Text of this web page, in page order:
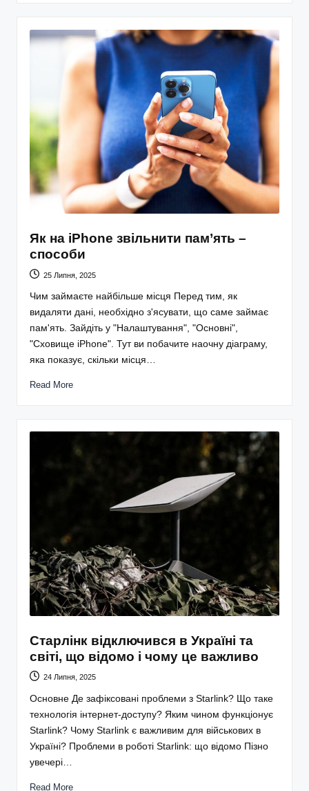
Як на iPhone звільнити пам’ять –
способи
25 Липня, 2025
Чим займаєте найбільше місця Перед тим, як
видаляти дані, необхідно з'ясувати, що саме займає
пам'ять. Зайдіть у "Налаштування", "Основні",
"Сховище iPhone". Тут ви побачите наочну діаграму,
яка показує, скільки місця…
Read More
Старлінк відключився в Україні та
світі, що відомо і чому це важливо
24 Липня, 2025
Основне Де зафіксовані проблеми з Starlink? Що таке
технологія інтернет-доступу? Яким чином функціонує
Starlink? Чому Starlink є важливим для військових в
Україні? Проблеми в роботі Starlink: що відомо Пізно
увечері…
Read More